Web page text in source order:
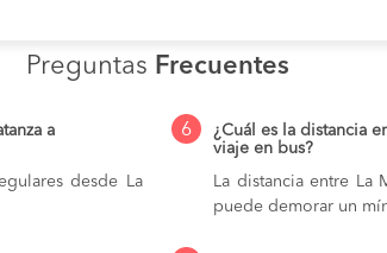
Preguntas Frecuentes
a
desde La
6
¿Cuál es la distancia
viaje en bus?
La distancia entre La
puede demorar un